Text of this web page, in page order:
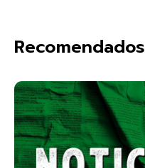
Recomendados